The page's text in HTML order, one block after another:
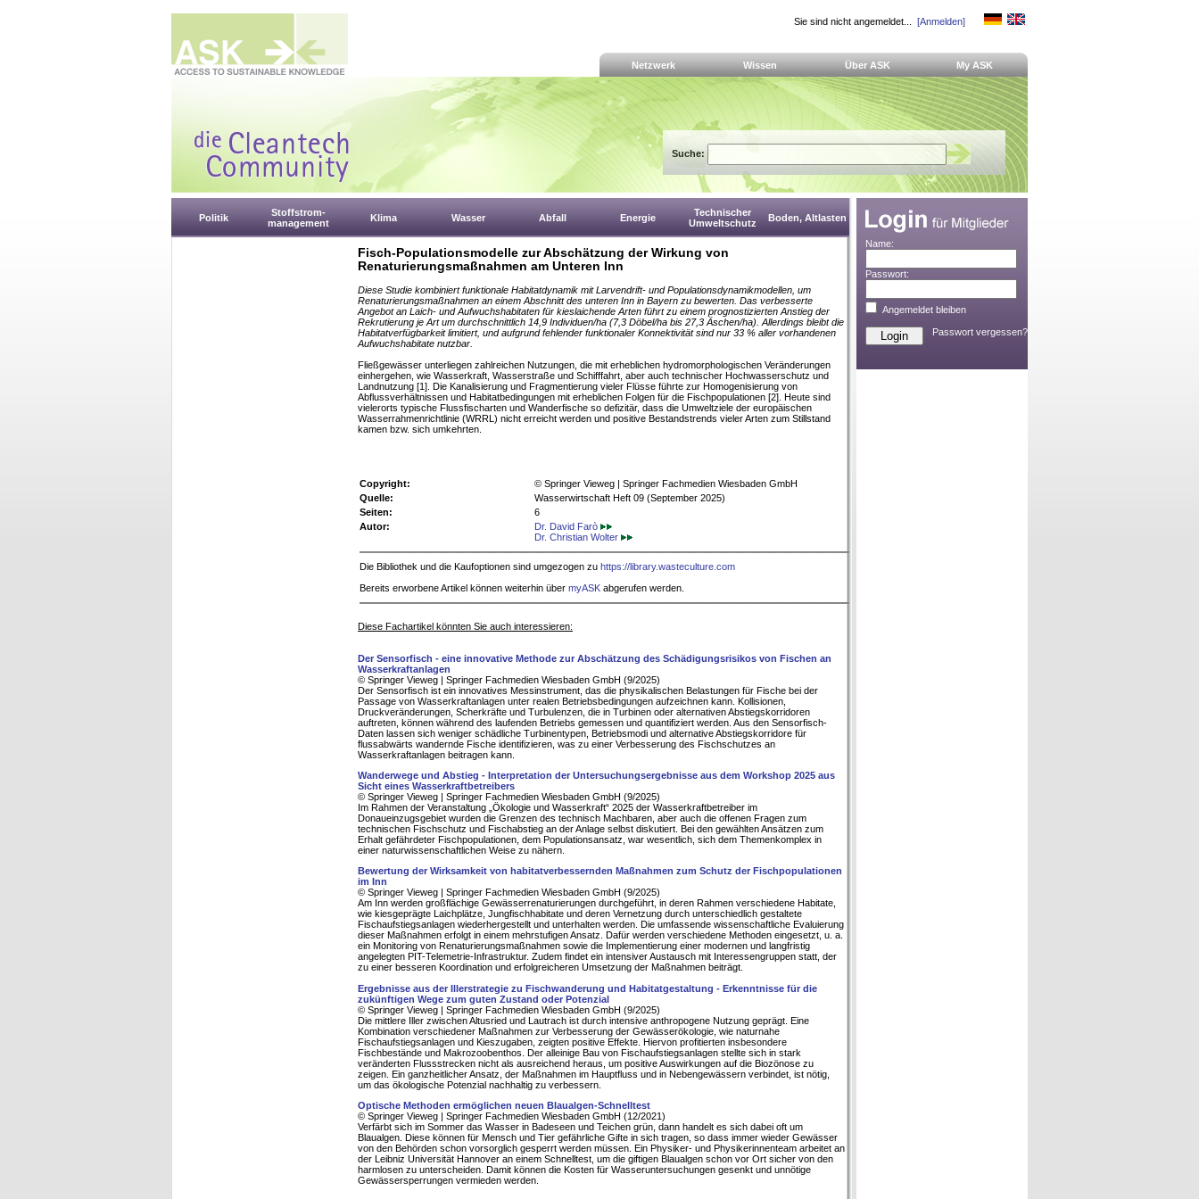
Sie sind nicht angemeldet... [Anmelden]
Netzwerk Wissen Über ASK My ASK
Suche:
Politik
Stoffstrom-
management
Klima Wasser Abfall Energie
Technischer
Umweltschutz
Boden, Altlasten
Fisch-Populationsmodelle zur Abschätzung der Wirkung von
Renaturierungsmaßnahmen am Unteren Inn
Diese Studie kombiniert funktionale Habitatdynamik mit Larvendrift- und Populationsdynamikmodellen, um
Renaturierungsmaßnahmen an einem Abschnitt des unteren Inn in Bayern zu bewerten. Das verbesserte
Angebot an Laich- und Aufwuchshabitaten für kieslaichende Arten führt zu einem prognostizierten Anstieg der
Rekrutierung je Art um durchschnittlich 14,9 Individuen/ha (7,3 Döbel/ha bis 27,3 Äschen/ha). Allerdings bleibt die
Habitatverfügbarkeit limitiert, und aufgrund fehlender funktionaler Konnektivität sind nur 33 % aller vorhandenen
Aufwuchshabitate nutzbar.
Fließgewässer unterliegen zahlreichen Nutzungen, die mit erheblichen hydromorphologischen Veränderungen
einhergehen, wie Wasserkraft, Wasserstraße und Schifffahrt, aber auch technischer Hochwasserschutz und
Landnutzung [1]. Die Kanalisierung und Fragmentierung vieler Flüsse führte zur Homogenisierung von
Abflussverhältnissen und Habitatbedingungen mit erheblichen Folgen für die Fischpopulationen [2]. Heute sind
vielerorts typische Flussfischarten und Wanderfische so defizitär, dass die Umweltziele der europäischen
Wasserrahmenrichtlinie (WRRL) nicht erreicht werden und positive Bestandstrends vieler Arten zum Stillstand
kamen bzw. sich umkehrten.
Copyright:
© Springer Vieweg | Springer Fachmedien Wiesbaden GmbH
Quelle:
Wasserwirtschaft Heft 09 (September 2025)
Seiten:
6
Autor:
Dr. David Farò
Dr. Christian Wolter
Die Bibliothek und die Kaufoptionen sind umgezogen zu https://library.wasteculture.com
Bereits erworbene Artikel können weiterhin über myASK abgerufen werden.
Diese Fachartikel könnten Sie auch interessieren:
Der Sensorfisch - eine innovative Methode zur Abschätzung des Schädigungsrisikos von Fischen an
Wasserkraftanlagen
© Springer Vieweg | Springer Fachmedien Wiesbaden GmbH (9/2025)
Der Sensorfisch ist ein innovatives Messinstrument, das die physikalischen Belastungen für Fische bei der
Passage von Wasserkraftanlagen unter realen Betriebsbedingungen aufzeichnen kann. Kollisionen,
Druckveränderungen, Scherkräfte und Turbulenzen, die in Turbinen oder alternativen Abstiegskorridoren
auftreten, können während des laufenden Betriebs gemessen und quantifiziert werden. Aus den Sensorfisch-
Daten lassen sich weniger schädliche Turbinentypen, Betriebsmodi und alternative Abstiegskorridore für
flussabwärts wandernde Fische identifizieren, was zu einer Verbesserung des Fischschutzes an
Wasserkraftanlagen beitragen kann.
Wanderwege und Abstieg - Interpretation der Untersuchungsergebnisse aus dem Workshop 2025 aus
Sicht eines Wasserkraftbetreibers
© Springer Vieweg | Springer Fachmedien Wiesbaden GmbH (9/2025)
Im Rahmen der Veranstaltung „Ökologie und Wasserkraft“ 2025 der Wasserkraftbetreiber im
Donaueinzugsgebiet wurden die Grenzen des technisch Machbaren, aber auch die offenen Fragen zum
technischen Fischschutz und Fischabstieg an der Anlage selbst diskutiert. Bei den gewählten Ansätzen zum
Erhalt gefährdeter Fischpopulationen, dem Populationsansatz, war wesentlich, sich dem Themenkomplex in
einer naturwissenschaftlichen Weise zu nähern.
Bewertung der Wirksamkeit von habitatverbessernden Maßnahmen zum Schutz der Fischpopulationen
im Inn
© Springer Vieweg | Springer Fachmedien Wiesbaden GmbH (9/2025)
Am Inn werden großflächige Gewässerrenaturierungen durchgeführt, in deren Rahmen verschiedene Habitate,
wie kiesgeprägte Laichplätze, Jungfischhabitate und deren Vernetzung durch unterschiedlich gestaltete
Fischaufstiegsanlagen wiederhergestellt und unterhalten werden. Die umfassende wissenschaftliche Evaluierung
dieser Maßnahmen erfolgt in einem mehrstufigen Ansatz. Dafür werden verschiedene Methoden eingesetzt, u. a.
ein Monitoring von Renaturierungsmaßnahmen sowie die Implementierung einer modernen und langfristig
angelegten PIT-Telemetrie-Infrastruktur. Zudem findet ein intensiver Austausch mit Interessengruppen statt, der
zu einer besseren Koordination und erfolgreicheren Umsetzung der Maßnahmen beiträgt.
Ergebnisse aus der Illerstrategie zu Fischwanderung und Habitatgestaltung - Erkenntnisse für die
zukünftigen Wege zum guten Zustand oder Potenzial
© Springer Vieweg | Springer Fachmedien Wiesbaden GmbH (9/2025)
Die mittlere Iller zwischen Altusried und Lautrach ist durch intensive anthropogene Nutzung geprägt. Eine
Kombination verschiedener Maßnahmen zur Verbesserung der Gewässerökologie, wie naturnahe
Fischaufstiegsanlagen und Kieszugaben, zeigten positive Effekte. Hiervon profitierten insbesondere
Fischbestände und Makrozoobenthos. Der alleinige Bau von Fischaufstiegsanlagen stellte sich in stark
veränderten Flussstrecken nicht als ausreichend heraus, um positive Auswirkungen auf die Biozönose zu
zeigen. Ein ganzheitlicher Ansatz, der Maßnahmen im Hauptfluss und in Nebengewässern verbindet, ist nötig,
um das ökologische Potenzial nachhaltig zu verbessern.
Optische Methoden ermöglichen neuen Blaualgen-Schnelltest
© Springer Vieweg | Springer Fachmedien Wiesbaden GmbH (12/2021)
Verfärbt sich im Sommer das Wasser in Badeseen und Teichen grün, dann handelt es sich dabei oft um
Blaualgen. Diese können für Mensch und Tier gefährliche Gifte in sich tragen, so dass immer wieder Gewässer
von den Behörden schon vorsorglich gesperrt werden müssen. Ein Physiker- und Physikerinnenteam arbeitet an
der Leibniz Universität Hannover an einem Schnelltest, um die giftigen Blaualgen schon vor Ort sicher von den
harmlosen zu unterscheiden. Damit können die Kosten für Wasseruntersuchungen gesenkt und unnötige
Gewässersperrungen vermieden werden.
Name:
Passwort:
Angemeldet bleiben
Passwort vergessen?